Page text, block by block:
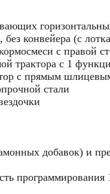
без конвейера (с
с правой
трактора с 1
с прямым
стали
добавок) и
программирования